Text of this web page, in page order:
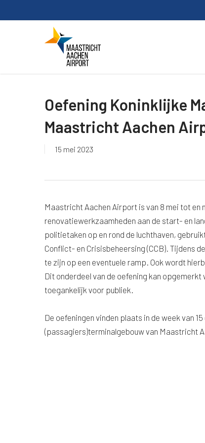
to
Oefening Koninklijke
Maastricht Aachen
15 mei 2023
Maastricht Aachen Airport is van 8 mei tot
renovatiewerkzaamheden aan de start- en
politietaken op en rond de luchthaven,
Conflict- en Crisisbeheersing (CCB). Tijdens
te zijn op een eventuele ramp. Ook wordt
Dit onderdeel van de oefening kan
toegankelijk voor publiek.
De oefeningen vinden plaats in de week van
(passagiers)terminalgebouw van Maastricht